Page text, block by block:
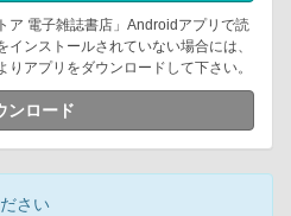
ア 電子雑誌書店」Androidアプリで読
ンストールされていない場合には、
アプリをダウンロードして下さい。
ンロード
さい